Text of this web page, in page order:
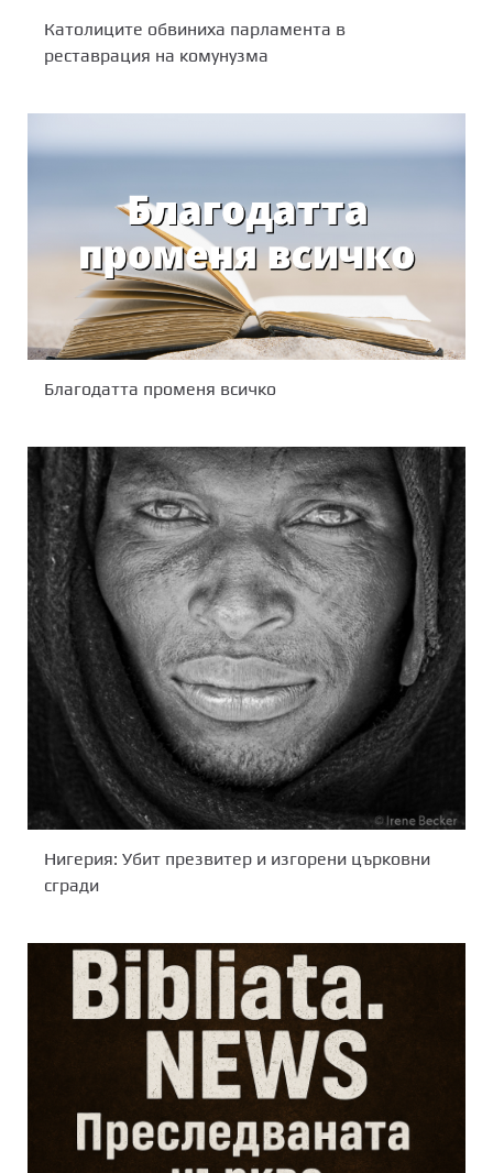
Католиците обвиниха парламента в
реставрация на комунузма
Благодатта променя всичко
Нигерия: Убит презвитер и изгорени църковни
сгради